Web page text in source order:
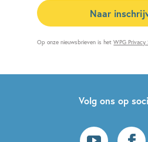
Naar
Op onze nieuwsbrieven is hetWPG
Volg ons op